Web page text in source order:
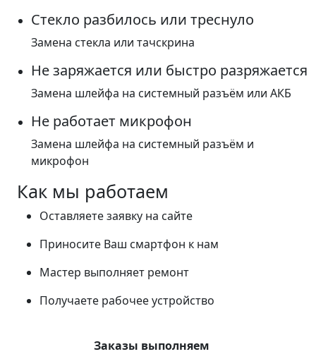
Стекло разбилось или треснуло
Замена стекла или тачскрина
Не заряжается или быстро разряжается
Замена шлейфа на системный разъём или АКБ
Не работает микрофон
Замена шлейфа на системный разъём и
микрофон
Как мы работаем
Оставляете заявку на сайте
Приносите Ваш смартфон к нам
Мастер выполняет ремонт
Получаете рабочее устройство
Заказы выполняем